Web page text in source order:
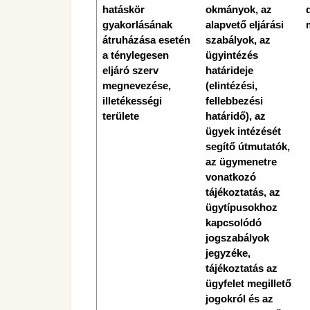
hatáskör
gyakorlásának
átruházása esetén
a ténylegesen
eljáró szerv
megnevezése,
illetékességi
területe
okmányok, az
alapvető eljárási
szabályok, az
ügyintézés
határideje
(elintézési,
fellebbezési
határidő), az
ügyek intézését
segítő útmutatók,
az ügymenetre
vonatkozó
tájékoztatás, az
ügytípusokhoz
kapcsolódó
jogszabályok
jegyzéke,
tájékoztatás az
ügyfelet megillető
jogokról és az